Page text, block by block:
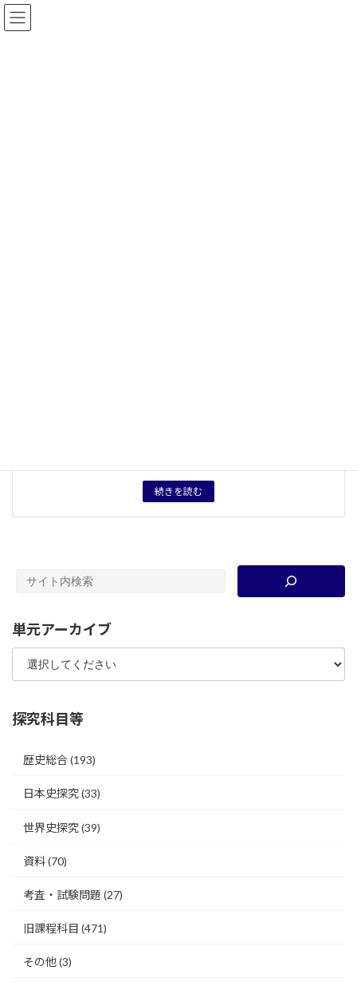
コ
ン
ナ
ビ
教材共有サイト2.0−高大連携歴史教育研究
続きを読む
単元アーカイブ
探究科目等
歴史総合(193)
日本史探究(33)
世界史探究(39)
資料(70)
考査・試験問題 (27)
旧課程科目 (471)
その他(3)